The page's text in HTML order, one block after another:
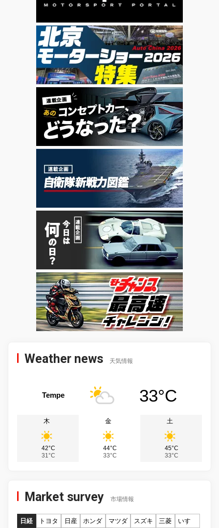
Weather news 天気情報
Tempe 33°C
木
42°C
31°C
金
44°C
33°C
土
45°C
33°C
Market survey 市場情報
日経 トヨタ 日産 ホンダ マツダ スズキ 三菱
いすゞ